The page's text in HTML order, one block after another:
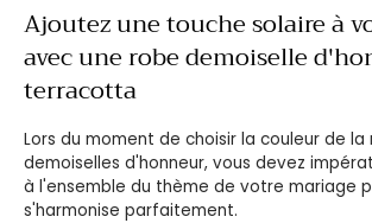
Ajoutez une touche solaire à
avec une robe demoiselle
terracotta
Lors du moment de choisir la couleur de la
demoiselles d'honneur, vous devez
à l'ensemble du thème de votre mariage
s'harmonise parfaitement.